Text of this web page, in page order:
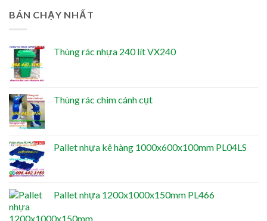
BÁN CHẠY NHẤT
Thùng rác nhựa 240 lít VX240
Thùng rác chim cánh cụt
Pallet nhựa kê hàng 1000x600x100mm PL04LS
Pallet nhựa 1200x1000x150mm PL466